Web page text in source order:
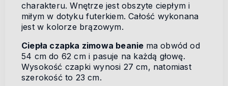
charakteru. Wnętrze jest obszyte ciepłym i
miłym w dotyku futerkiem. Całość wykonana
jest w kolorze brązowym.
Ciepła czapka zimowa beanie ma obwód od
54 cm do 62 cm i pasuje na każdą głowę.
Wysokość czapki wynosi 27 cm, natomiast
szerokość to 23 cm.